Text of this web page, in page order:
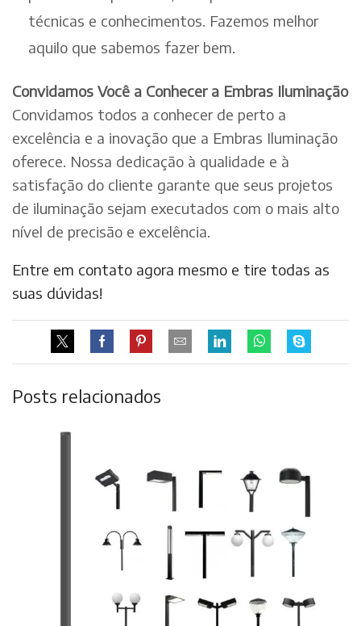
técnicas e conhecimentos. Fazemos melhor
aquilo que sabemos fazer bem.
Convidamos Você a Conhecer a Embras Iluminação
Convidamos todos a conhecer de perto a
excelência e a inovação que a Embras Iluminação
oferece. Nossa dedicação à qualidade e à
satisfação do cliente garante que seus projetos
de iluminação sejam executados com o mais alto
nível de precisão e excelência.
Entre em contato agora mesmo e tire todas as
suas dúvidas!
Posts relacionados